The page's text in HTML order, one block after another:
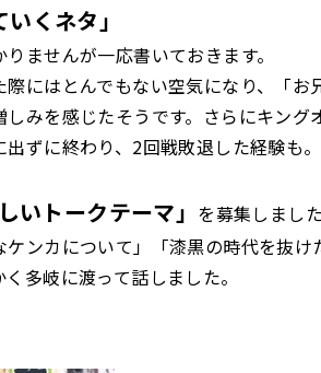
くネタ」
ませんが一応書いておきます。
にはとんでもない空気になり、「お
みを感じたそうです。さらにキング
ずに終わり、2回戦敗退した経験も
いトークテーマ」 を募集しました
ンカについて」「漆黒の時代を抜け
多岐に渡って話しました。